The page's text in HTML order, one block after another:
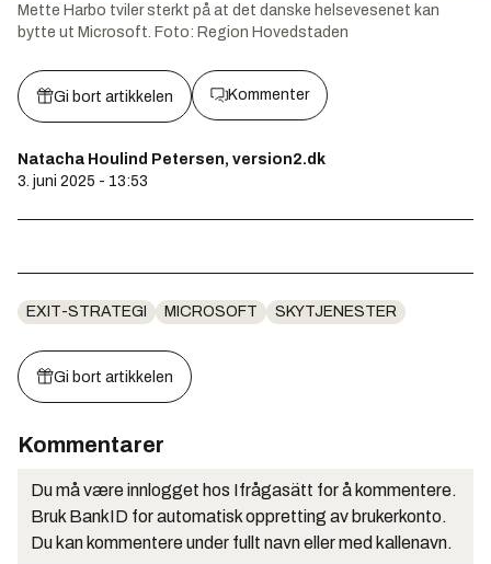
Mette Harbo tviler sterkt på at det danske helsevesenet kan
bytte ut Microsoft. Foto: Region Hovedstaden
Gi bort artikkelen Kommenter
Natacha Houlind Petersen, version2.dk
3. juni 2025 - 13:53
EXIT-STRATEGI MICROSOFT SKYTJENESTER
Gi bort artikkelen
Kommentarer
Du må være innlogget hos Ifrågasätt for å kommentere.
Bruk BankID for automatisk oppretting av brukerkonto.
Du kan kommentere under fullt navn eller med kallenavn.